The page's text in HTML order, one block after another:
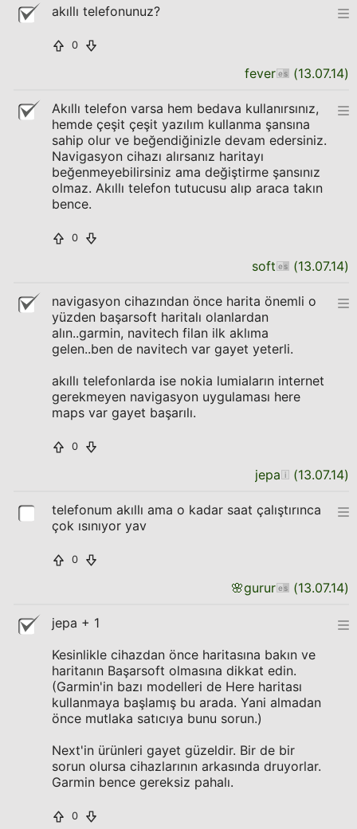
akıllı telefonunuz?
0
fever (13.07.14)
Akıllı telefon varsa hem bedava kullanırsınız,
hemde çeşit çeşit yazılım kullanma şansına
sahip olur ve beğendiğinizle devam edersiniz.
Navigasyon cihazı alırsanız haritayı
beğenmeyebilirsiniz ama değiştirme şansınız
olmaz. Akıllı telefon tutucusu alıp araca takın
bence.
0
soft (13.07.14)
navigasyon cihazından önce harita önemli o
yüzden başarsoft haritalı olanlardan
alın..garmin, navitech filan ilk aklıma
gelen..ben de navitech var gayet yeterli.
akıllı telefonlarda ise nokia lumiaların internet
gerekmeyen navigasyon uygulaması here
maps var gayet başarılı.
0
jepa (13.07.14)
telefonum akıllı ama o kadar saat çalıştırınca
çok ısınıyor yav
0
🌸gurur (13.07.14)
jepa + 1
Kesinlikle cihazdan önce haritasına bakın ve
haritanın Başarsoft olmasına dikkat edin.
(Garmin'in bazı modelleri de Here haritası
kullanmaya başlamış bu arada. Yani almadan
önce mutlaka satıcıya bunu sorun.)
Next'in ürünleri gayet güzeldir. Bir de bir
sorun olursa cihazlarının arkasında druyorlar.
Garmin bence gereksiz pahalı.
0